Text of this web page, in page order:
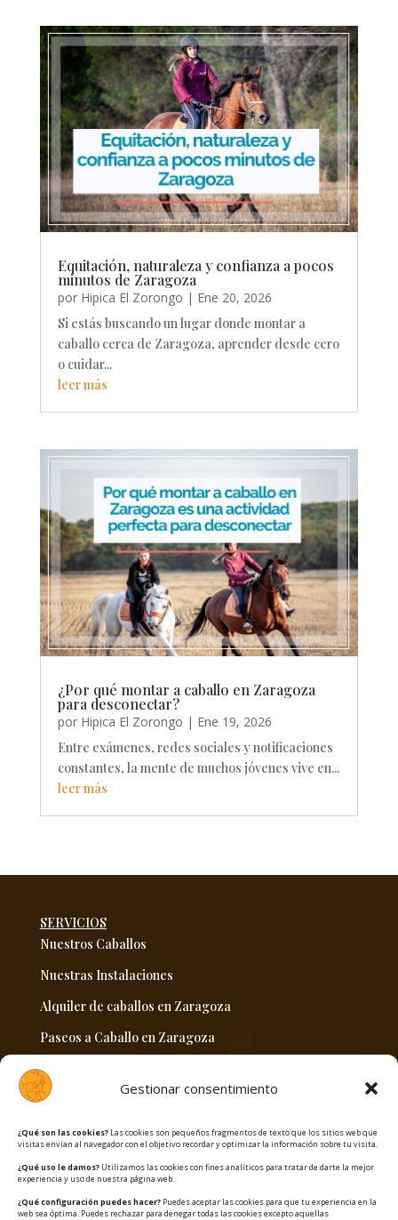
Gestionar consentimiento
¿Qué son las cookies? Las cookies son pequeños fragmentos de texto que los sitios web que
visitas envían al navegador con el objetivo recordar y optimizar la información sobre tu visita.
¿Qué uso le damos? Utilizamos las cookies con fines analíticos para tratar de darte la mejor
experiencia y uso de nuestra página web.
¿Qué configuración puedes hacer? Puedes aceptar las cookies para que tu experiencia en la
web sea óptima. Puedes rechazar para denegar todas las cookies excepto aquellas
Equitación, naturaleza y confianza a pocos
minutos de Zaragoza
por Hipica El Zorongo | Ene 20, 2026
Si estás buscando un lugar donde montar a
caballo cerca de Zaragoza, aprender desde cero
o cuidar...
leer más
¿Por qué montar a caballo en Zaragoza
para desconectar?
por Hipica El Zorongo | Ene 19, 2026
Entre exámenes, redes sociales y notificaciones
constantes, la mente de muchos jóvenes vive en...
leer más
SERVICIOS
Nuestros Caballos
Nuestras Instalaciones
Alquiler de caballos en Zaragoza
Paseos a Caballo en Zaragoza
Venta hipica en Zaragoza
info@hipicaelzorongo.com
608 770 755